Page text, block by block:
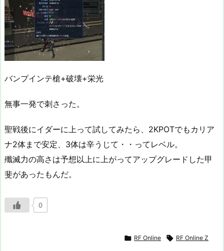
バンプインテ槍+破壊+栄光
無事一発で刺さった。
聖戦後にイダーに上って試してみたら、2KPOTでもカリア
ナ2体まで安定、3体は辛うじて・・ってレベル。
殲滅力の高さは予想以上に上がってアップグレードした甲
斐があったもんだ。
0
 RF Online  RF Online Z